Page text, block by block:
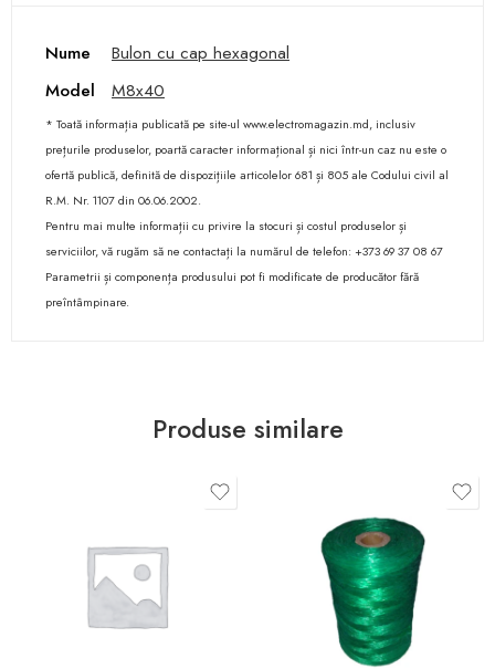
Nume
Bulon cu cap hexagonal
Model
M8x40
* Toată informația publicată pe site-ul www.electromagazin.md, inclusiv
prețurile produselor, poartă caracter informațional și nici într-un caz nu este o
ofertă publică, definită de dispozițiile articolelor 681 și 805 ale Codului civil al
R.M. Nr. 1107 din 06.06.2002.
Pentru mai multe informații cu privire la stocuri și costul produselor și
serviciilor, vă rugăm să ne contactați la numărul de telefon: +373 69 37 08 67
Parametrii și componența produsului pot fi modificate de producător fără
preîntâmpinare.
Produse similare